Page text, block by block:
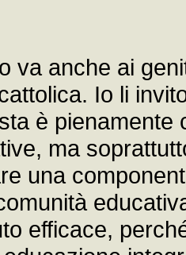
va anche ai
Io li
è
ma
una
efficace,